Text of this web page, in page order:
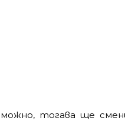
тогава ще